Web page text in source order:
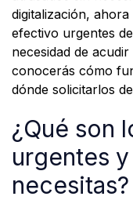
digitalización,
efectivo urgentes
necesidad de
conocerás cómo
dónde solicitarlos
¿Qué son
urgentes
necesitas?